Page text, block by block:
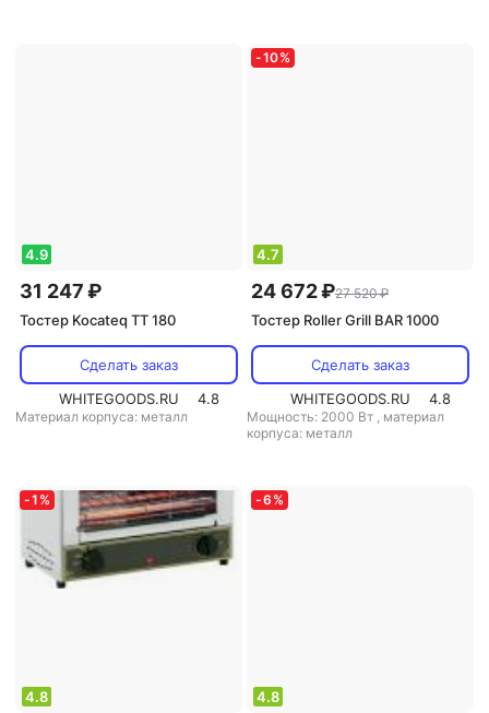
4.9
31 247 ₽
Тостер Kocateq TT 180
Сделать заказ
WHITEGOODS.RU
4.8
Материал корпуса: металл
-10%
4.7
24 672 ₽27 520 ₽
Тостер Roller Grill BAR 1000
Сделать заказ
WHITEGOODS.RU
4.8
Мощность: 2000 Вт , материал
корпуса: металл
-1 %
4.8
-6 %
4.8